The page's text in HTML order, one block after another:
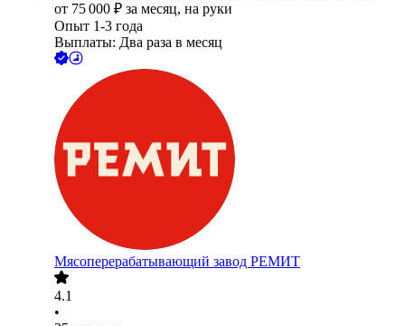
от 75 000 ₽ за месяц, на руки
Опыт 1-3 года
Выплаты: Два раза в месяц
Мясоперерабатывающий завод РЕМИТ
4.1
•